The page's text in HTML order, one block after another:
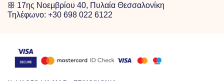
ꕥ 17ης Νοεμβρίου 40, Πυλαία Θεσσαλονίκη
Τηλέφωνο: +30 698 022 6122